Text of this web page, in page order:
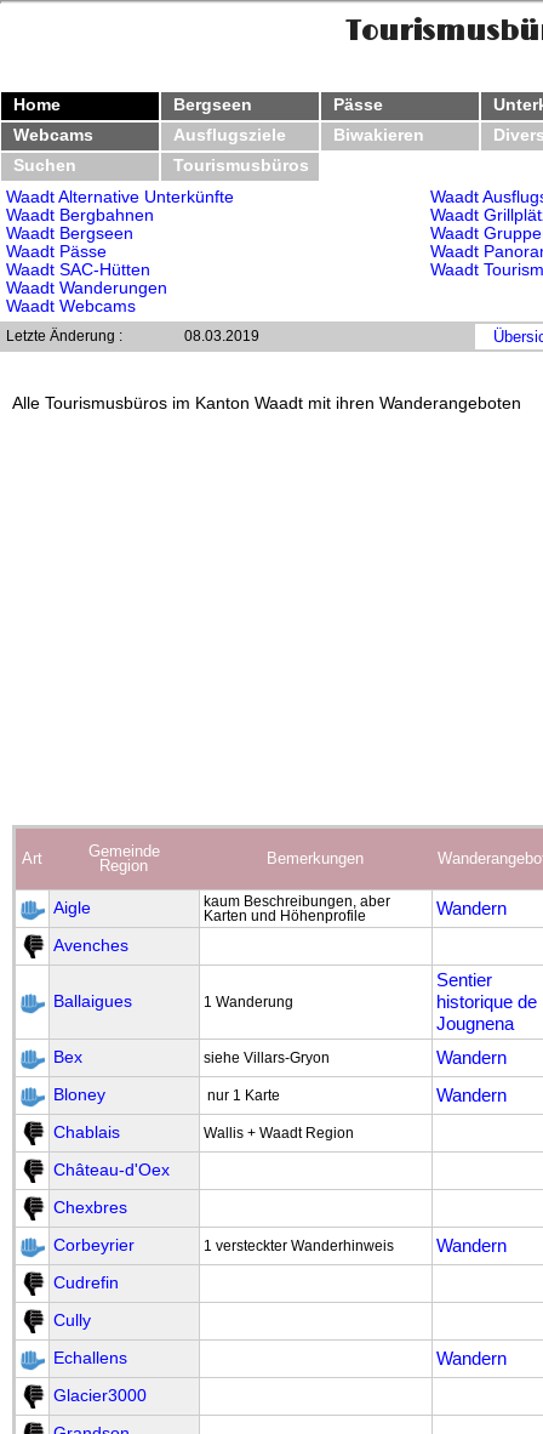
Home Bergseen Pässe
Webcams
Ausflugsziele Biwakieren
Suchen
Tourismusbüros
Waadt Alternative Unterkünfte
Waadt Bergbahnen
Waadt Bergseen
Waadt Pässe
Waadt SAC-Hütten
Waadt Wanderungen
Waadt Webcams
Waadt
Waadt
Waadt
Waadt
Waadt
Letzte Änderung : 08.03.2019
Alle Tourismusbüros im Kanton Waadt mit ihren Wanderangeboten
Art
Gemeinde
Region
Bemerkungen
Aigle
kaum Beschreibungen, aber
Karten und Höhenprofile
Wandern
Avenches
Ballaigues 1 Wanderung
Sentier
historique de
Jougnena
Bex siehe Villars-Gryon Wandern
Bloney nur 1 Karte Wandern
Chablais Wallis + Waadt Region
Château-d'Oex
Chexbres
Corbeyrier 1 versteckter Wanderhinweis Wandern
Cudrefin
Cully
Echallens Wandern
Glacier3000